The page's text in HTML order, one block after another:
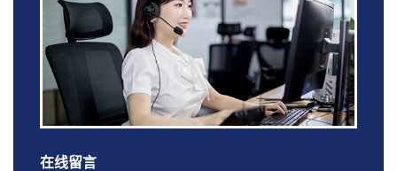
在线留言